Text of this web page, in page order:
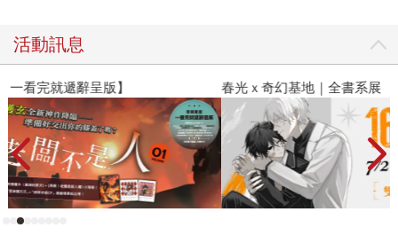
活動訊息
春光ｘ奇幻基地｜全書系展